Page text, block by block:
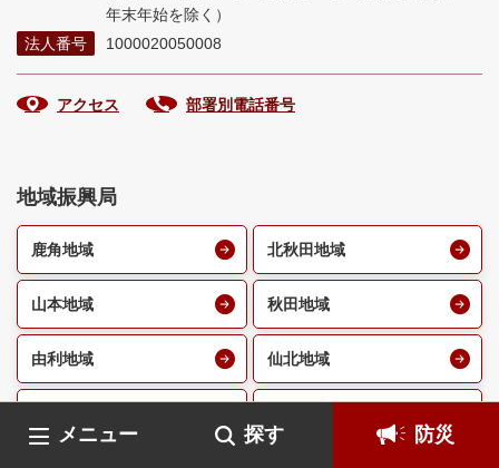
メニュー 探す 防災
年末年始を除く）
法人番号
1000020050008
アクセス 部署別電話番号
地域振興局
鹿角地域 北秋田地域
山本地域 秋田地域
由利地域 仙北地域